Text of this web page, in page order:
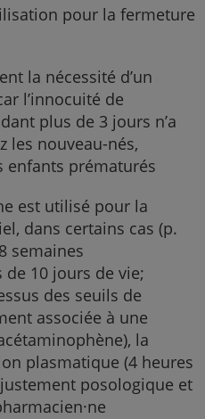
pour la fermeture
la nécessité d’un
l’innocuité de
plus de 3 jours n’a
les nouveau-nés,
enfants prématurés
est utilisé pour la
dans certains cas (p.
semaines
de 10 jours de vie;
des seuils de
associée à une
la
plasmatique (4 heures
posologique et